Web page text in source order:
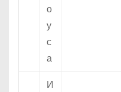
о
у
с
а
И